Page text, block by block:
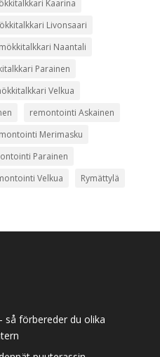
Kaarina
Livonsaari
mökkitalkkari Naantali
Parainen
Velkua
remontointi Askainen
Merimasku
Parainen
Velkua Rymättylä
så förbereder du olika